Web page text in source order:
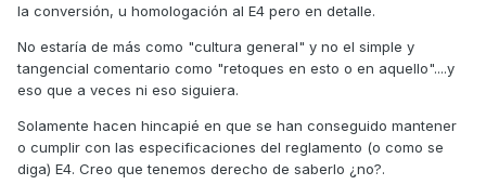
la conversión, u homologación al E4 pero en detalle.
No estaría de más como "cultura general" y no el simple y
tangencial comentario como "retoques en esto o en aquello"....y
eso que a veces ni eso siguiera.
Solamente hacen hincapié en que se han conseguido mantener
o cumplir con las especificaciones del reglamento (o como se
diga) E4. Creo que tenemos derecho de saberlo ¿no?.